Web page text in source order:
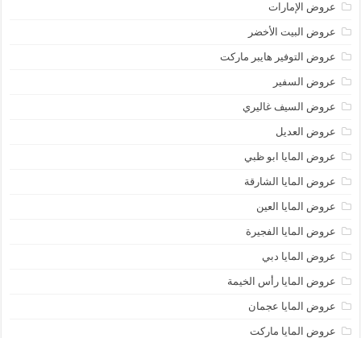
عروض الإمارات
عروض البيت الأخضر
عروض التوفير هايبر ماركت
عروض السفير
عروض السيف غاليري
عروض العديل
عروض المايا ابو ظبي
عروض المايا الشارقة
عروض المايا العين
عروض المايا الفجيرة
عروض المايا دبي
عروض المايا رأس الخيمة
عروض المايا عجمان
عروض المايا ماركت